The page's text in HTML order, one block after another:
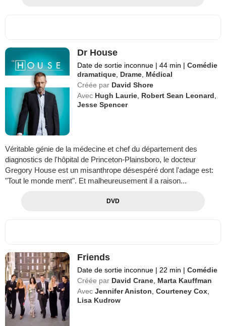
Dr House
Date de sortie inconnue | 44 min | Comédie
dramatique Drame Médical
Créée par David Shore
Avec Hugh Laurie Robert Sean Leonard
Jesse Spencer
Véritable génie de la médecine et chef du département des
diagnostics de l'hôpital de Princeton-Plainsboro, le docteur
Gregory House est un misanthrope désespéré dont l'adage est:
"Tout le monde ment". Et malheureusement il a raison...
DVD
Friends
Date de sortie inconnue | 22 min | Comédie
Créée par David Crane Marta Kauffman
Avec Jennifer Aniston ,Courteney Cox
Lisa Kudrow